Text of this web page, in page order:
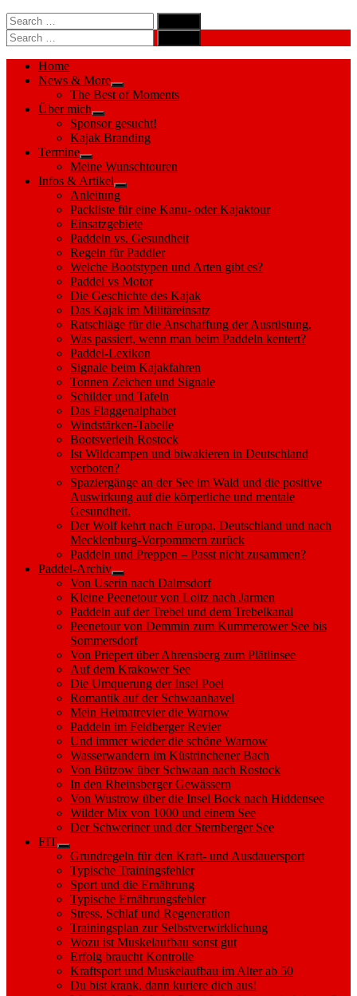
Search
for:
Search
Search
for:
Search
Home
News & More
Show
sub
The Best of Moments
Über mich
Show
sub
menu
Sponsor gesucht!
Kajak Branding
Termine
Show
sub
menu
Meine Wunschtouren
Infos & Artikel
Show
sub
menu
Anleitung
Packliste für eine Kanu- oder Kajaktour
Einsatzgebiete
Paddeln vs. Gesundheit
Regeln für Paddler
Welche Bootstypen und Arten gibt es?
Paddel vs Motor
Die Geschichte des Kajak
Das Kajak im Militäreinsatz
Ratschläge für die Anschaffung der Ausrüstung.
Was passiert, wenn man beim Paddeln kentert?
Paddel-Lexikon
Signale beim Kajakfahren
Tonnen Zeichen und Signale
Schilder und Tafeln
Das Flaggenalphabet
Windstärken-Tabelle
Bootsverleih Rostock
Ist Wildcampen und biwakieren in Deutschland
verboten?
Spaziergänge an der See im Wald und die positive
Auswirkung auf die körperliche und mentale
Gesundheit.
Der Wolf kehrt nach Europa, Deutschland und nach
Mecklenburg-Vorpommern zurück
Paddeln und Preppen – Passt nicht zusammen?
Paddel-Archiv
Show
sub
menu
Von Userin nach Dalmsdorf
Kleine Peenetour von Loitz nach Jarmen
Paddeln auf der Trebel und dem Trebelkanal
Peenetour von Demmin zum Kummerower See bis
Sommersdorf
Von Priepert über Ahrensberg zum Plätlinsee
Auf dem Krakower See
Die Umquerung der Insel Poel
Romantik auf der Schwaanhavel
Mein Heimatrevier die Warnow
Paddeln im Feldberger Revier
Und immer wieder die schöne Warnow
Wasserwandern im Küstrinchener Bach
Von Bützow über Schwaan nach Rostock
In den Rheinsberger Gewässern
Von Wustrow über die Insel Bock nach Hiddensee
Wilder Mix von 1000 und einem See
Der Schweriner und der Sternberger See
FIT
Show
sub
menu
Grundregeln für den Kraft- und Ausdauersport
Typische Trainingsfehler
Sport und die Ernährung
Typische Ernährungsfehler
Stress, Schlaf und Regeneration
Trainingsplan zur Selbstverwirklichung
Wozu ist Muskelaufbau sonst gut
Erfolg braucht Kontrolle
Kraftsport und Muskelaufbau im Alter ab 50
Du bist krank, dann kuriere dich aus!